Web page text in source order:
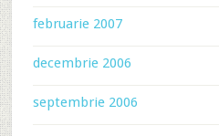
februarie 2007
decembrie 2006
septembrie 2006